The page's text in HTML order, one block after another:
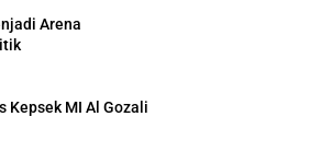
Arena
Kepsek MI Al Gozali